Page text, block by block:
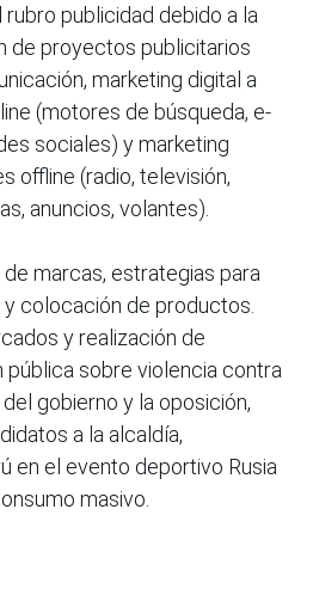
publicidad debido a la
de proyectos publicitarios
marketing digital a
(motores de búsqueda, e-
sociales) y marketing
offline (radio, televisión,
anuncios, volantes).
marcas, estrategias para
colocación de productos.
y realización de
pública sobre violencia contra
gobierno y la oposición,
a la alcaldía,
en el evento deportivo Rusia
masivo.